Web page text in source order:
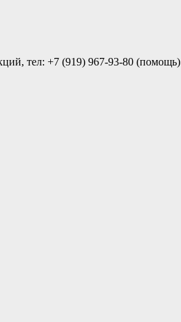
тел: +7 (919) 967-93-80 (помощь)